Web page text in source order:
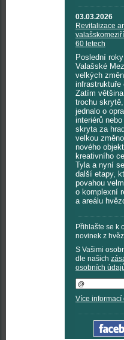
03.03.2026
Revitalizace
60 letech
Poslední
Valašské
velkých
infrastruktuře
Zatím
trochu
jednalo o
interiérů
skryta za
velkou
nového
kreativního
Tyla a nyní
další etapy,
povahou
o komplexní
a areálu
Přihlašte se k
novinek z
S Vašimi
dle našich
osobních
Více